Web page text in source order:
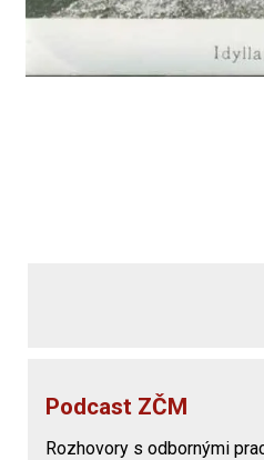
Podcast ZČM
Rozhovory s odbornými